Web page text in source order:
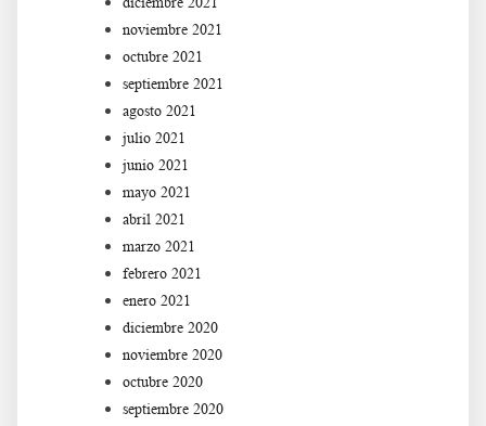
noviembre 2021
octubre 2021
septiembre 2021
agosto 2021
julio 2021
junio 2021
mayo 2021
abril 2021
marzo 2021
febrero 2021
enero 2021
diciembre 2020
noviembre 2020
octubre 2020
septiembre 2020